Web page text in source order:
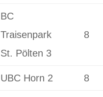
BC
Traisenpark
St. Pölten 3
8
UBC Horn 2 8